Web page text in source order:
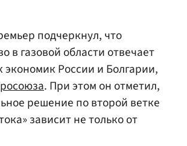
подчеркнул, что
в газовой области отвечает
экономик России и Болгарии,
. При этом он отметил,
решение по второй ветке
зависит не только от